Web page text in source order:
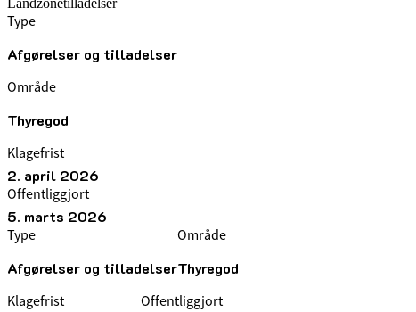
Landzonetilladelser
Type
Afgørelser og tilladelser
Område
Thyregod
Klagefrist
2. april 2026
Offentliggjort
5. marts 2026
Type
Afgørelser og tilladelser
Område
Thyregod
Klagefrist Offentliggjort